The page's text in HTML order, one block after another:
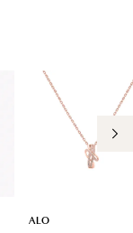
ALO